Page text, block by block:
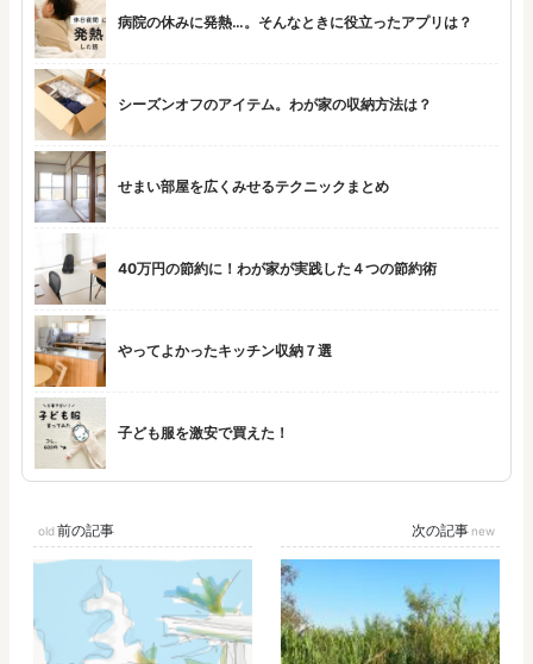
病院の休みに発熱…。そんなときに役立ったアプリは？
シーズンオフのアイテム。わが家の収納方法は？
せまい部屋を広くみせるテクニックまとめ
40万円の節約に！わが家が実践した４つの節約術
やってよかったキッチン収納７選
子ども服を激安で買えた！
前の記事 次の記事